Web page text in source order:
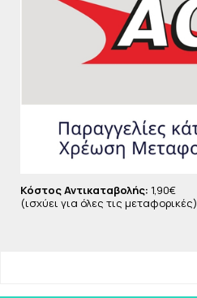
Κόστος Αντικαταβολής: 1,90€
(ισχύει για όλες τις μεταφορικές).